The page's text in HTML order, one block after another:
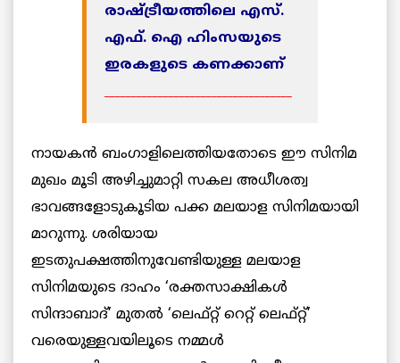
രാഷ്ട്രീയത്തിലെ എസ്.
എഫ്. ഐ ഹിംസയുടെ
ഇരകളുടെ കണക്കാണ്
നായകന്‍ ബംഗാളിലെത്തിയതോടെ ഈ സിനിമ
മുഖം മൂടി അഴിച്ചുമാറ്റി സകല അധീശത്വ
ഭാവങ്ങളോടുകൂടിയ പക്ക മലയാള സിനിമയായി
മാറുന്നു. ശരിയായ
ഇടതുപക്ഷത്തിനുവേണ്ടിയുള്ള മലയാള
സിനിമയുടെ ദാഹം ‘രക്തസാക്ഷികള്‍
സിന്ദാബാദ്’ മുതല്‍ ‘ലെഫ്റ്റ് റെറ്റ് ലെഫ്റ്റ്’
വരെയുള്ളവയിലൂടെ നമ്മള്‍